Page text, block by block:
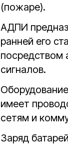
(пожаре).
АДПИ
ранней его
посредством
сигналов.
имеет
сетям и
Заряд